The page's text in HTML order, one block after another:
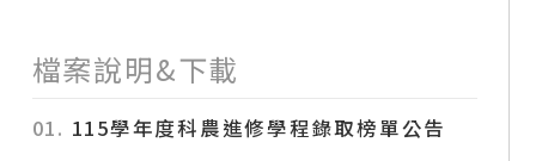
檔案說明&下載
01. 115學年度科農進修學程錄取榜單公告